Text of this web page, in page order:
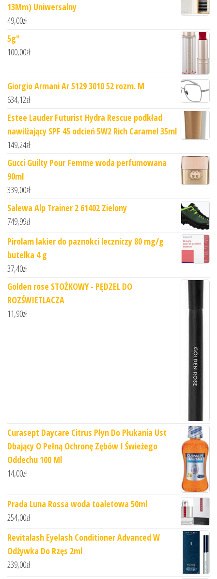
13Mm) Uniwersalny
49,00zł
5g"
100,00zł
Giorgio Armani Ar 5129 3010 52 rozm. M
634,12zł
Estee Lauder Futurist Hydra Rescue podkład
nawilżający SPF 45 odcień 5W2 Rich Caramel 35ml
149,24zł
Gucci Guilty Pour Femme woda perfumowana
90ml
339,00zł
Salewa Alp Trainer 2 61402 Zielony
749,99zł
Pirolam lakier do paznokci leczniczy 80 mg/g
butelka 4 g
37,40zł
Golden rose STOŻKOWY - PĘDZEL DO
ROZŚWIETLACZA
11,90zł
Curasept Daycare Citrus Płyn Do Płukania Ust
Dbający O Pełną Ochronę Zębów I Świeżego
Oddechu 100 Ml
14,00zł
Prada Luna Rossa woda toaletowa 50ml
254,00zł
Revitalash Eyelash Conditioner Advanced W
Odżywka Do Rzęs 2ml
239,00zł